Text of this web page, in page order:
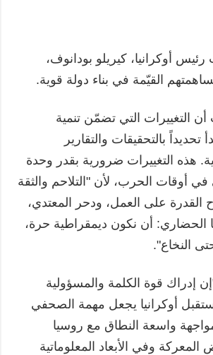
أوكرانيا، كيريلو بودانوف،
القيّمة في بناء دولة قوية.
التغييرات التي تضمّن تنمية
تحديداً بالتحقيقات والتقارير
هذه التغييرات ضرورية بقدر وحدة
أوقات الحرب، لأن "التلاحم والثقة
القدرة على العمل، ودحر المعتدي،
الحضاري: أن نكون ديمقراطية حرة،
النخاع".
إدراك قوة الكلمة والمسؤولية
أوكرانيا يجعل مهمة الصحفي
واسعة النطاق مع روسيا
وفي الأبعاد المعلوماتية